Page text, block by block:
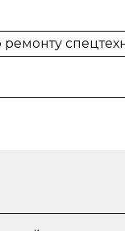
ремонту